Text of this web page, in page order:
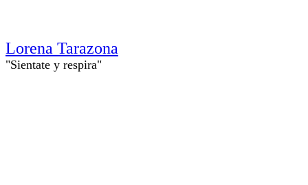
Lorena Tarazona
"Sientate y respira"